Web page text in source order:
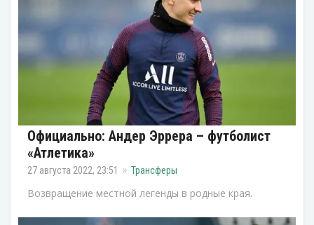
Официально: Андер Эррера – футболист
«Атлетика»
27 августа 2022, 23:51 Трансферы
Возвращение местной легенды в родные края.